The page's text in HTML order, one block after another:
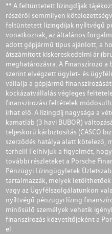
** A feltüntetett lízingdíjak
részéről semmilyen
feltüntetett lízingdíjak nyíltvégű
vonatkoznak, az általános
adott gépjármű típus ajánlott, a
átszámított kiskereskedelmi ár
meghatározásra. A Finanszírozó
szerint elvégzett ügylet- és
vállalja a gépjármű
kockázatvállalás végleges
finanszírozási feltételek
írhat elő. A lízingdíj nagysága a
kamatláb (3 havi BUBOR)
teljeskörű kárbiztosítás (CASCO
szerződés hatálya alatt kötelező,
terheli! Felhívjuk a figyelmét,
további részleteket a Porsche
Pénzügyi Lízingügyletek
tartalmazzák, melyek letölthetőek
vagy az Ügyfélszolgálatunkon
nyíltvégű pénzügyi lízing
minősülő személyek vehetik
finanszírozás közvetítőjeként a
el.